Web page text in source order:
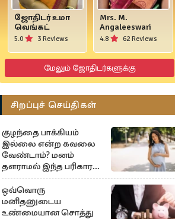
ஜோதிடர் உமா
வெங்கட்
5.0 3 Reviews
Mrs. M.
Angaleeswari
4.8 62 Reviews
மேலும் ஜோதிடர்களுக்கு
சிறப்புச் செய்திகள்
குழந்தை பாக்கியம்
இல்லை என்ற கவலை
வேண்டாம்? மனம்
தளராமல் இந்த பரிகாரம்
செய்யுங்கள்
ஒவ்வொரு
மனிதனுடைய
உண்மையான சொத்து